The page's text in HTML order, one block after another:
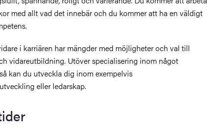
med allt vad det innebär och du kommer att ha en väldigt
i karriären har mängder med möjligheter och val till
vidareutbildning. Utöver specialisering inom något
kan du utveckla dig inom exempelvis
eller ledarskap.